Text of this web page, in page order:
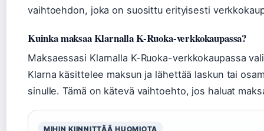
vaihtoehdon, joka on suosittu erityisesti
Kuinka maksaa Klarnalla K-Ruoka-verkkokaupassa?
Maksaessasi Klarnalla K-Ruoka-verkkokaupassa
Klarna käsittelee maksun ja lähettää laskun tai
sinulle. Tämä on kätevä vaihtoehto, jos haluat
MIHIN KIINNITTÄÄ HUOMIOTA